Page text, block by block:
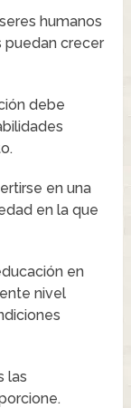
humanos
puedan crecer
debe
en una
en la que
en
nivel
las